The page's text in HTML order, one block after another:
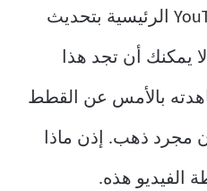
المنصة. تقوم صفحة YouTube الرئيسية بتحديث
يمكنك أن تجد هذا
بالأمس عن القطط
مجرد ذهب. إذن ماذا
الفيديو هذه.